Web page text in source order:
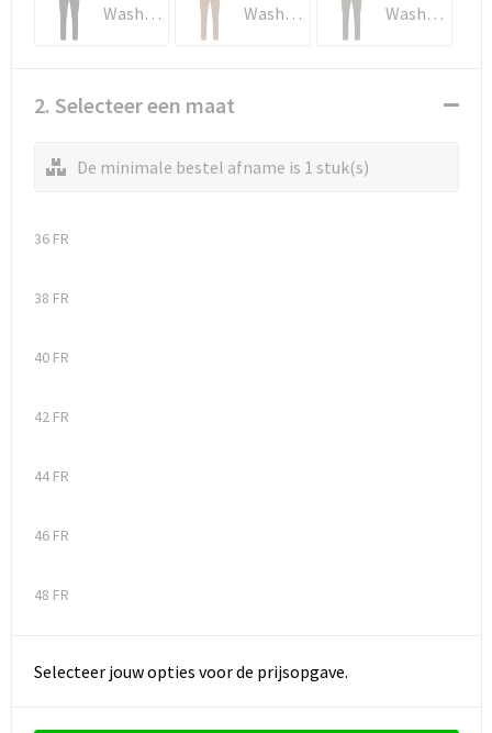
Washed black Washed Dark Camel Washed Organic Khaki
2. Selecteer een maat
De minimale bestel afname is 1 stuk(s)
36 FR
38 FR
40 FR
42 FR
44 FR
46 FR
48 FR
Selecteer jouw opties voor de prijsopgave.